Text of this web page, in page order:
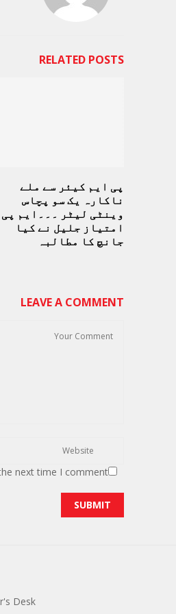
RELATED POSTS
پی ایم کیئر سے ملے
ناکارہ یک سو پچاس
وینٹی لیٹر ۔۔۔ایم پی
امتیاز جلیل نے کیا
جانچ کا مطالبہ
LEAVE A COMMENT
next time I comment.
Desk